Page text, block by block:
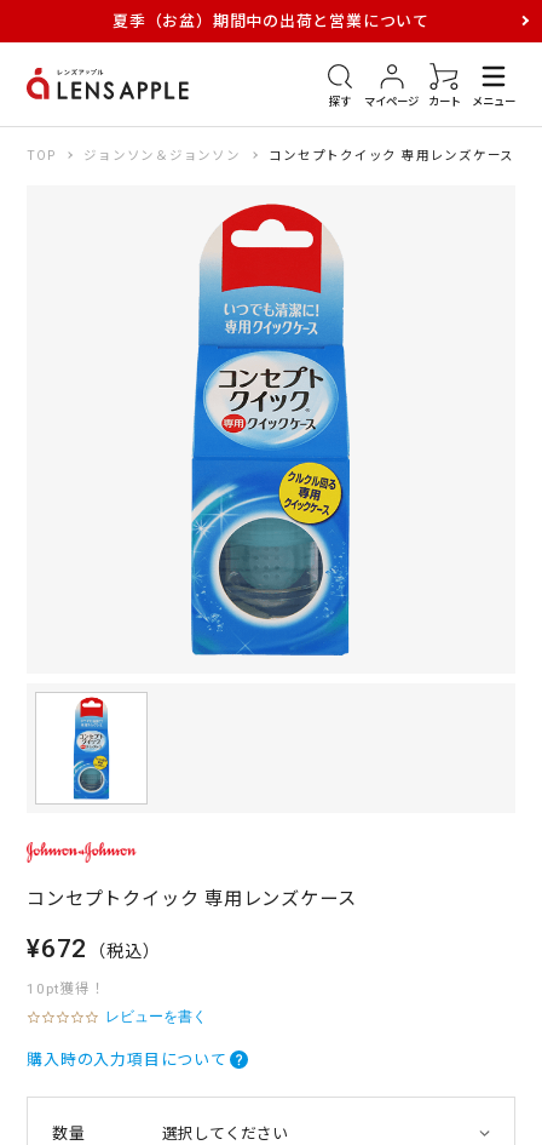
夏季（お盆）期間中の出荷と営業について
探す マイページ カート メニュー
アキュビュー メダリスト メガネ
TOP ジョンソン＆ジョンソン コンセプトクイック 専用レンズケース
コンセプトクイック 専用レンズケース
¥672 （税込）
10pt獲得！
0
0
t
レビューを書く
購入時の入力項目について
数量